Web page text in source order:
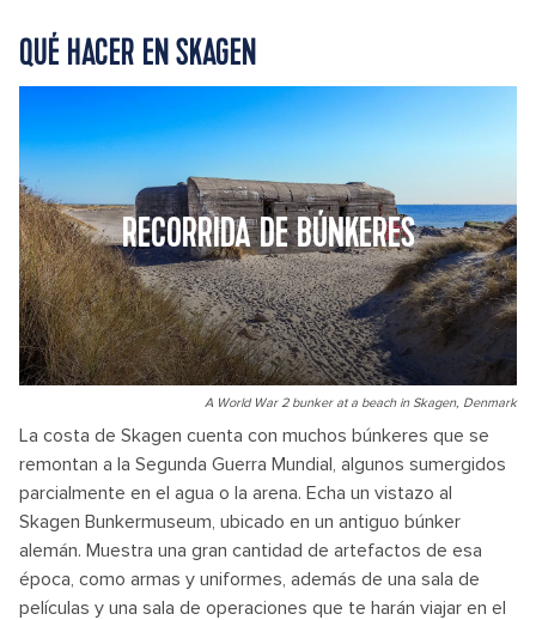
QUÉ HACER EN SKAGEN
RECORRIDA DE BÚNKERES
A World War 2 bunker at a beach in Skagen, Denmark
La costa de Skagen cuenta con muchos búnkeres que se
remontan a la Segunda Guerra Mundial, algunos sumergidos
parcialmente en el agua o la arena. Echa un vistazo al
Skagen Bunkermuseum, ubicado en un antiguo búnker
alemán. Muestra una gran cantidad de artefactos de esa
época, como armas y uniformes, además de una sala de
películas y una sala de operaciones que te harán viajar en el